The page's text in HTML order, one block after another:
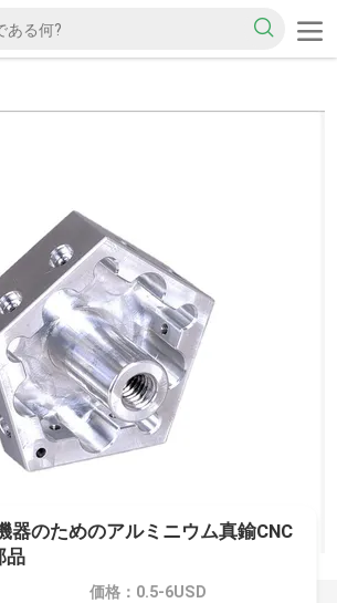
器のためのアルミニウム真鍮CNC
品
価格：0.5-6USD